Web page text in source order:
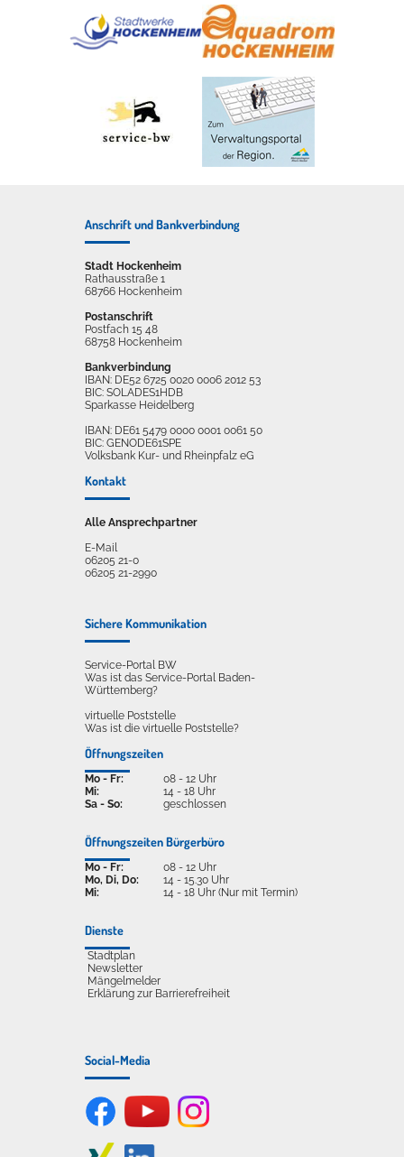
Anschrift und Bankverbindung
Stadt Hockenheim
Rathausstraße 1
68766 Hockenheim
Postanschrift
Postfach 15 48
68758 Hockenheim
Bankverbindung
IBAN: DE52 6725 0020 0006 2012 53
BIC: SOLADES1HDB
Sparkasse Heidelberg
IBAN: DE61 5479 0000 0001 0061 50
BIC: GENODE61SPE
Volksbank Kur- und Rheinpfalz eG
Kontakt
Alle Ansprechpartner
E-Mail
06205 21-0
06205 21-2990
Sichere Kommunikation
Service-Portal BW
Was ist das Service-Portal Baden-
Württemberg?
virtuelle Poststelle
Was ist die virtuelle Poststelle?
Öffnungszeiten
Mo - Fr:
Mi:
Sa - So:
08 - 12 Uhr
14 - 18 Uhr
geschlossen
Öffnungszeiten Bürgerbüro
Mo - Fr:
Mo, Di, Do:
Mi:
08 - 12 Uhr
14 - 15.30 Uhr
14 - 18 Uhr (Nur mit Termin)
Dienste
Stadtplan
Newsletter
Mängelmelder
Erklärung zur Barrierefreiheit
Social-Media